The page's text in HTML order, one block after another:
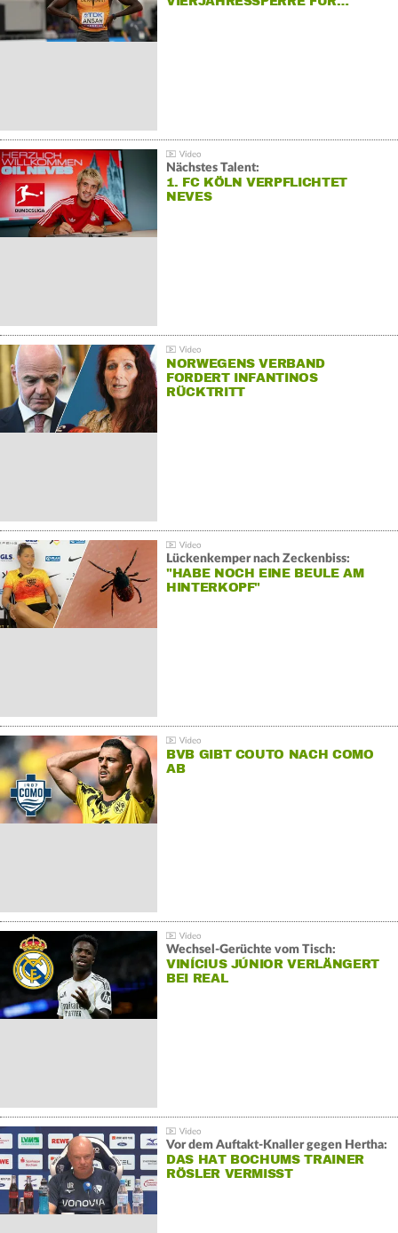
Nächstes Talent:
1. FC KÖLN VERPFLICHTET
NEVES
NORWEGENS VERBAND
FORDERT INFANTINOS
RÜCKTRITT
Lückenkemper nach Zeckenbiss:
"HABE NOCH EINE BEULE AM
HINTERKOPF"
BVB GIBT COUTO NACH COMO
AB
Wechsel-Gerüchte vom Tisch:
VINÍCIUS JÚNIOR VERLÄNGERT
BEI REAL
Vor dem Auftakt-Knaller gegen Hertha:
DAS HAT BOCHUMS TRAINER
RÖSLER VERMISST